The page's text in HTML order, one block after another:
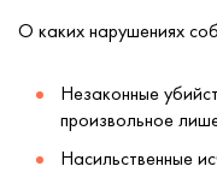
О каких нарушениях
Незаконные
произвольное
Насильственные